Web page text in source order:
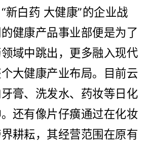
新白药 大健康”的企业战
健康产品事业部便是为了
域中跳出，更多融入现代
大健康产业布局。目前云
膏、洗发水、药妆等日化
还有像片仔癀通过在化妆
耕耘，其经营范围在原有